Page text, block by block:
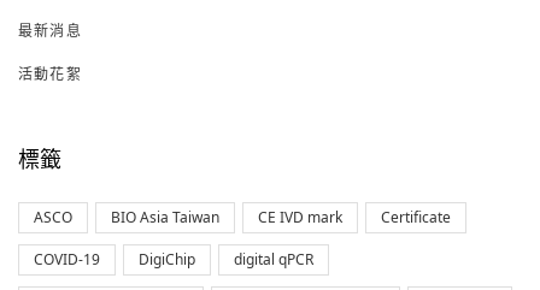
最新消息
活動花絮
標籤
ASCO BIO Asia Taiwan CE IVD mark Certificate
COVID-19 DigiChip digital qPCR